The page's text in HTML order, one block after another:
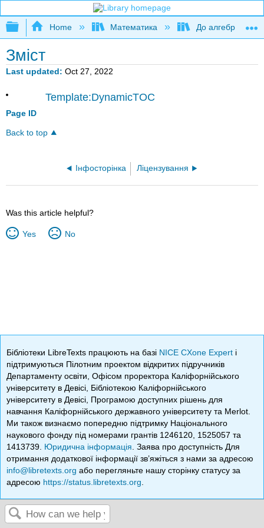
Expand/collapse global hierarchy
Home Математика До алгебри
Зміст
Last updated Oct 27, 2022
Page ID
Template:DynamicTOC
Back to top
Інфосторінка Ліцензування
Was this article helpful?
Yes No
Бібліотеки LibreTexts працюють на базі NICE CXone Expert і
підтримуються Пілотним проектом відкритих підручників
Департаменту освіти, Офісом проректора Каліфорнійського
університету в Девісі, Бібліотекою Каліфорнійського
університету в Девісі, Програмою доступних рішень для
навчання Каліфорнійського державного університету та Merlot.
Ми також визнаємо попередню підтримку Національного
наукового фонду під номерами грантів 1246120, 1525057 та
1413739. Юридична інформація . Заява про доступність Для
отримання додаткової інформації зв’яжіться з нами за адресою
info@libretexts.org або перегляньте нашу сторінку статусу за
адресою https://status.libretexts.org